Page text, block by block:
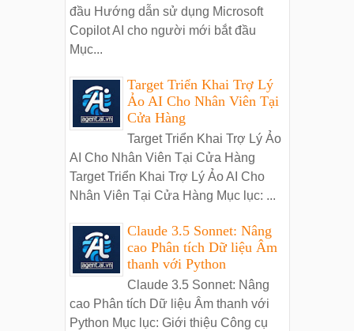
đầu Hướng dẫn sử dụng Microsoft
Copilot AI cho người mới bắt đầu
Mục...
Target Triển Khai Trợ Lý
Ảo AI Cho Nhân Viên Tại
Cửa Hàng
Target Triển Khai Trợ Lý Ảo
AI Cho Nhân Viên Tại Cửa Hàng
Target Triển Khai Trợ Lý Ảo AI Cho
Nhân Viên Tại Cửa Hàng Mục lục: ...
Claude 3.5 Sonnet: Nâng
cao Phân tích Dữ liệu Âm
thanh với Python
Claude 3.5 Sonnet: Nâng
cao Phân tích Dữ liệu Âm thanh với
Python Mục lục: Giới thiệu Công cụ